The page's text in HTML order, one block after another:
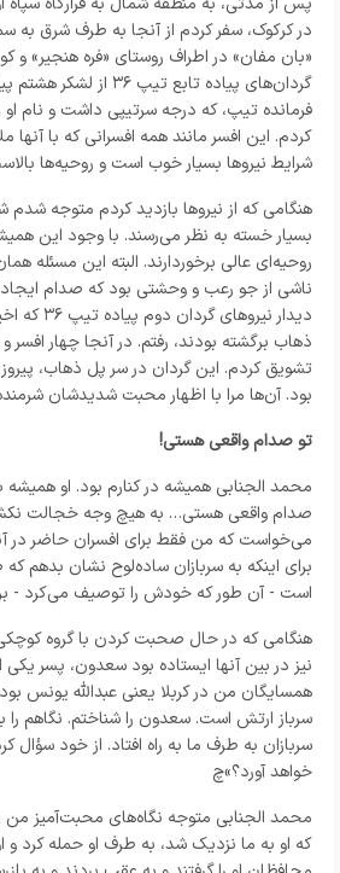
در کرکوک، سفر کردم از آنجا به طرف شرق
«بان مفان» در اطراف روستای «فره هنجیر» و
گردان‌های پیاده تابع تیپ
فرمانده تیپ، که درجه سرتیپی داشت و نام او
کردم. این افسر مانند همه افسرانی که با آنها
شرایط نیروها بسیار خوب است و روحیه‌ها
هنگامی که از نیروها بازدید کردم متوجه شدم
بسیار خسته به نظر می‌رسند. با وجود این
روحیه‌ای عالی برخوردارند. البته این مسئله
ناشی از جو رعب و وحشتی بود که صدام
دیدار
ذهاب برگشته بودند، رفتم. در آنجا چهار افسر و
تشویق کردم. این گردان در سر پل ذهاب،
بود. آن‌ها مرا با اظهار محبت شدیدشان
تو صدام واقعی هستی!
محمد الجنابی همیشه در کنارم بود. او
صدام واقعی هستی… به هیچ وجه خجالت
می‌خواست که من فقط برای افسران حاضر در
برای اینکه به سربازان ساده‌لوح نشان
است - آن طور که خودش را توصیف می‌کرد -
هنگامی که در حال صحبت کردن با گروه
نیز در بین آنها ایستاده بود سعدون، پسر
همسایگان من در کربلا یعنی عبدالله یونس
سرباز ارتش است. سعدون را شناختم. نگاهم را
سربازان به طرف ما به راه افتاد. از خود سؤال
خواهد آورد؟»چ
محمد الجنابی متوجه نگاه‌های محبت‌آمیز
که او به ما نزدیک شد، به طرف او حمله کرد و